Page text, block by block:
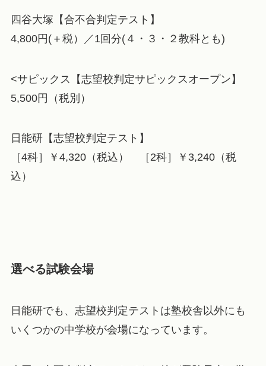
四谷大塚【合不合判定テスト】
4,800円(＋税）／1回分(４・３・２教科とも)
<サピックス【志望校判定サピックスオープン】
5,500円（税別）
日能研【志望校判定テスト】
［4科］￥4,320（税込） ［2科］￥3,240（税
込）
選べる試験会場
日能研でも、志望校判定テストは塾校舎以外にも
いくつかの中学校が会場になっています。